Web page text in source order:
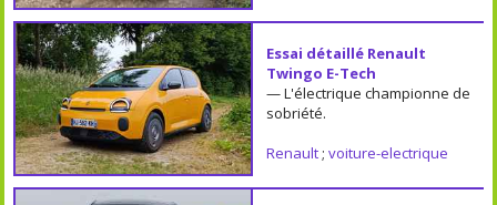
Essai détaillé Renault
Twingo E-Tech
— L'électrique championne de
sobriété.
Renault; voiture-electrique